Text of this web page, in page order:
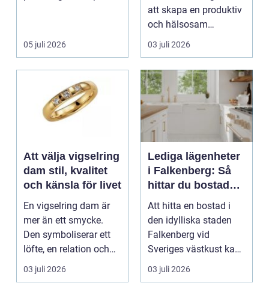
05 juli 2026
att skapa en produktiv
och hälsosam
arbetsmiljö. En...
03 juli 2026
Att välja vigselring
dam stil, kvalitet
och känsla för livet
En vigselring dam är
mer än ett smycke.
Den symboliserar ett
löfte, en relation och
en gemensam fram...
03 juli 2026
Lediga lägenheter
i Falkenberg: Så
hittar du bostaden
för dig
Att hitta en bostad i
den idylliska staden
Falkenberg vid
Sveriges västkust kan
vara både...
03 juli 2026